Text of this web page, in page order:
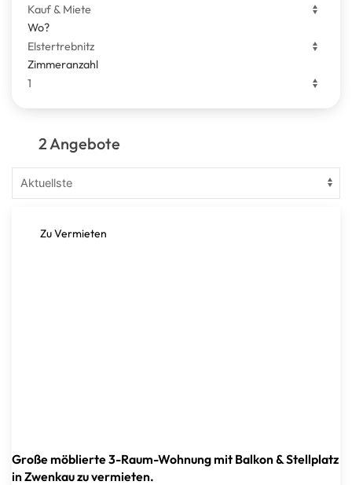
Wo?
Zimmeranzahl
2 Angebote
Zu Vermieten
Große möblierte 3-Raum-Wohnung mit Balkon & Stellplatz
in Zwenkau zu vermieten.